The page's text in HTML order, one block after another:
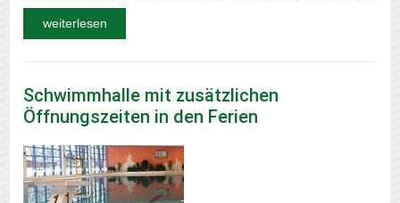
weiterlesen
Schwimmhalle mit zusätzlichen
Öffnungszeiten in den Ferien